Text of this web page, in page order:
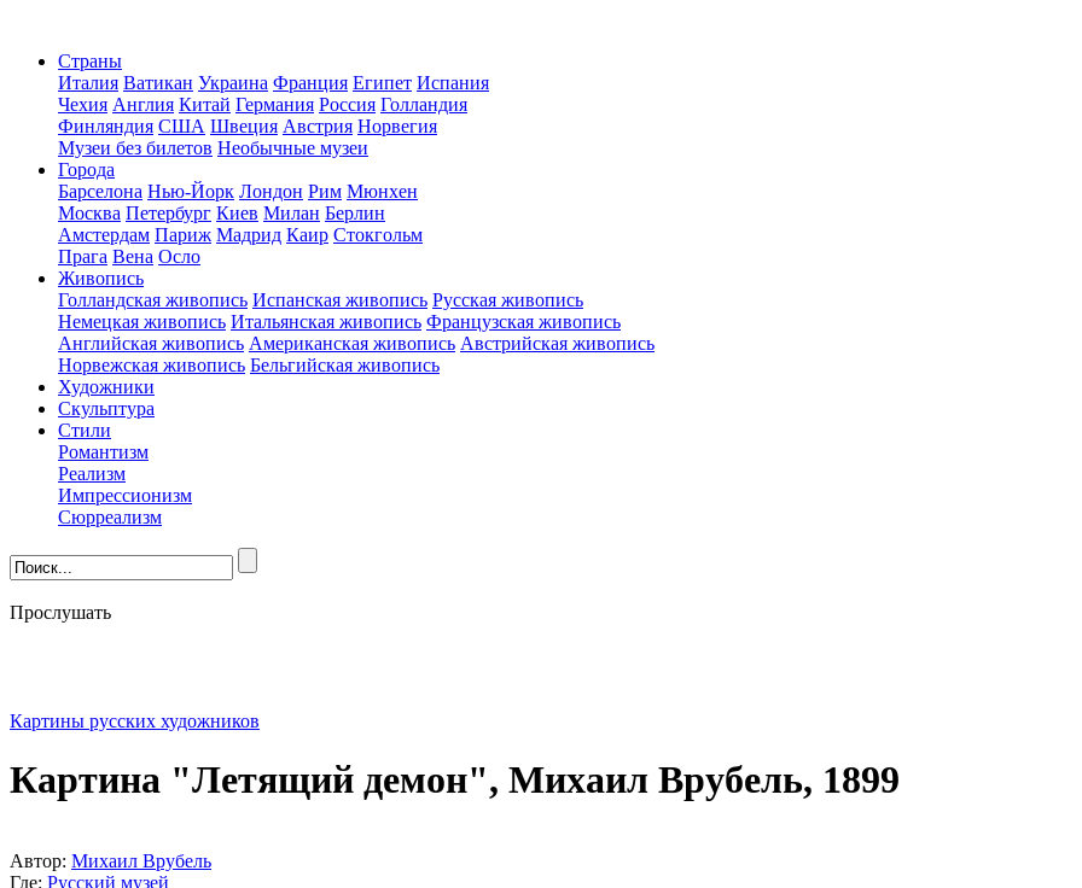
Страны
Италия Ватикан Украина Франция Египет Испания
Чехия Англия Китай Германия Россия Голландия
Финляндия США Швеция Австрия Норвегия
Музеи без билетов Необычные музеи
Города
Барселона Нью-Йорк Лондон Рим Мюнхен
Москва Петербург Киев Милан Берлин
Амстердам Париж Мадрид Каир Стокгольм
Прага Вена Осло
Живопись
Голландская живопись Испанская живопись Русская живопись
Немецкая живопись Итальянская живопись Французская живопись
Английская живопись Американская живопись Австрийская живопись
Норвежская живопись Бельгийская живопись
Художники
Скульптура
Стили
Романтизм
Реализм
Импрессионизм
Сюрреализм
Прослушать
Картины русских художников
Картина "Летящий демон", Михаил Врубель, 1899
Автор: Михаил Врубель
Где: Русский музей